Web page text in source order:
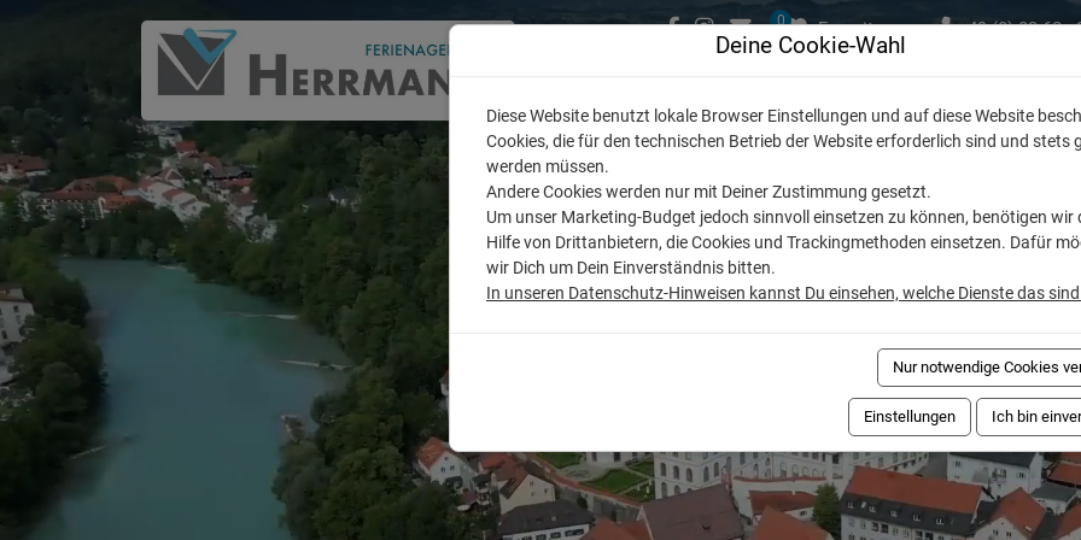
0 Favoriten +49 (0) 83 62 -
Deine Cookie-Wahl
Diese Website benutzt lokale Browser Einstellungen und auf diese Website
Cookies, die für den technischen Betrieb der Website erforderlich sind und stets
werden müssen.
Andere Cookies werden nur mit Deiner Zustimmung gesetzt.
Um unser Marketing-Budget jedoch sinnvoll einsetzen zu können, benötigen wir
Hilfe von Drittanbietern, die Cookies und Trackingmethoden einsetzen. Dafür
wir Dich um Dein Einverständnis bitten.
In unseren Datenschutz-Hinweisen kannst Du einsehen, welche Dienste das
Nur notwendige Cookies
Einstellungen Ich bin